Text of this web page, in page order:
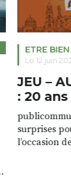
ETRE BIEN
Le 12 juin
JEU –
: 20
surprises
l’occasion